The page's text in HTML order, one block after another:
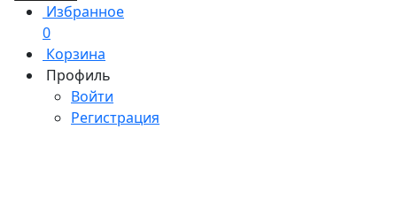
Избранное
0
Корзина
Профиль
Войти
Регистрация